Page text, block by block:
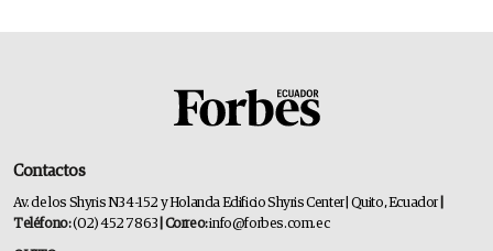
Contactos
Av. de los Shyris N34-152 y Holanda Edificio Shyris Center | Quito, Ecuador
Teléfono:(02) 452 7863 | Correo:info@forbes.com.ec